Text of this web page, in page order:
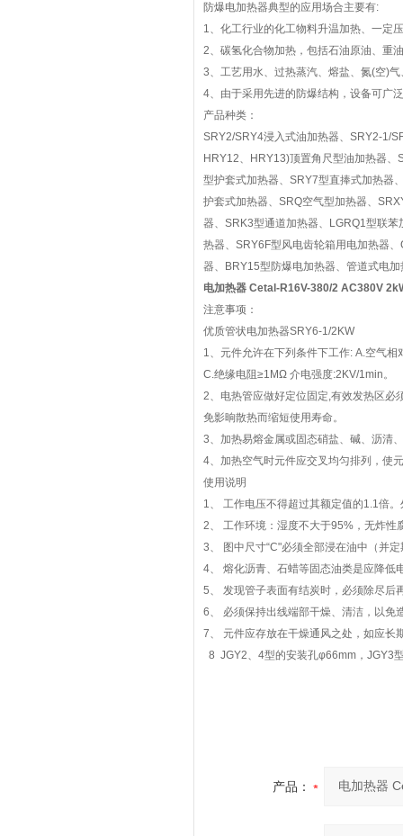
防爆电加热器典型的应用场合主要有:
1、化工行业的化工物料升温加热、一定
2、碳氢化合物加热，包括石油原油、重
3、工艺用水、过热蒸汽、熔盐、氮(空)
4、由于采用先进的防爆结构，设备可广
产品种类：
SRY2/SRY4浸入式油加热器、SRY2-1/
HRY12、HRY13)顶置角尺型油加热器
型护套式加热器、SRY7型直捧式加热器
护套式加热器、SRQ空气型加热器、
器、SRK3型通道加热器、LGRQ1型联
热器、SRY6F型风电齿轮箱用电加热器
器、BRY15型防爆电加热器、管道式电加
电加热器 Cetal-R16V-380/2 AC380V
注意事项：
优质管状电加热器SRY6-1/2KW
1、元件允许在下列条件下工作: A.空气
C.绝缘电阻≥1MΩ 介电强度:2KV/1min。
2、电热管应做好定位固定,有效发热区必
免影晌散热而缩短使用寿命。
3、加热易熔金属或固态硝盐、碱、沥清
4、加热空气时元件应交叉均匀排列，使
使用说明
1、 工作电压不得超过其额定值的1.1倍
2、 工作环境：湿度不大于95%，无炸性
3、 图中尺寸“C"必须全部浸在油中（并
4、 熔化沥青、石蜡等固态油类是应降低
5、 发现管子表面有结炭时，必须除尽后
6、 必须保持出线端部干燥、清洁，以免
7、 元件应存放在干燥通风之处，如应
8 JGY2、4型的安装孔φ66mm，JGY3
产品：